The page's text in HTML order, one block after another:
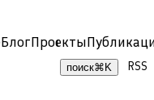
БлогПроекты
поиск⌘ K RSS